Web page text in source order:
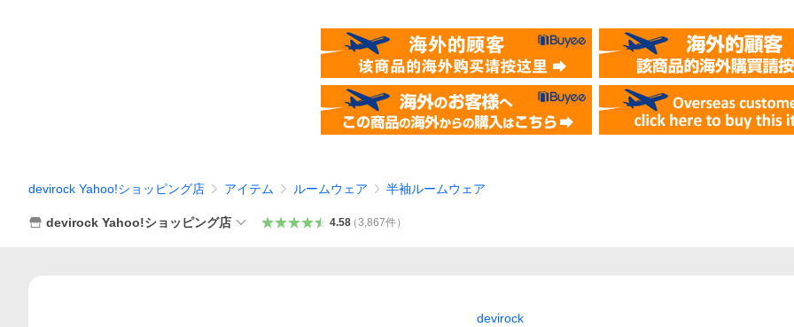
devirock Yahoo!ショッピング店 アイテム ルームウェア 半袖ルームウェア
devirock Yahoo!ショッピング店 4.58（3,867件）
devirock